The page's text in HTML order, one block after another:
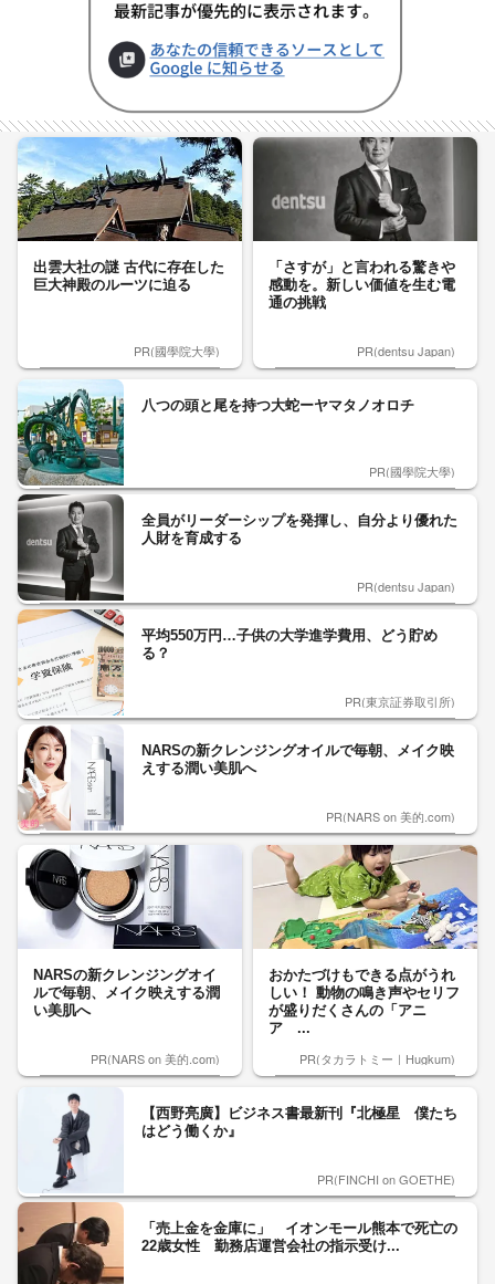
出雲大社の謎 古代に存在した
巨大神殿のルーツに迫る
PR(國學院大學)
「さすが」と言われる驚きや
感動を。新しい価値を生む電
通の挑戦
PR(dentsu Japan)
八つの頭と尾を持つ大蛇ーヤマタノオロチ
PR(國學院大學)
全員がリーダーシップを発揮し、自分より優れた
人財を育成する
PR(dentsu Japan)
平均550万円…子供の大学進学費用、どう貯め
る？
PR(東京証券取引所)
NARSの新クレンジングオイルで毎朝、メイク映
えする潤い美肌へ
PR(NARS on 美的.com)
NARSの新クレンジングオイ
ルで毎朝、メイク映えする潤
い美肌へ
PR(NARS on 美的.com)
おかたづけもできる点がうれ
しい！ 動物の鳴き声やセリフ
が盛りだくさんの「アニ
ア ...
PR(タカラトミー｜Hugkum)
【西野亮廣】ビジネス書最新刊『北極星 僕たち
はどう働くか』
PR(FINCHI on GOETHE)
「売上金を金庫に」 イオンモール熊本で死亡の
22歳女性 勤務店運営会社の指示受け...